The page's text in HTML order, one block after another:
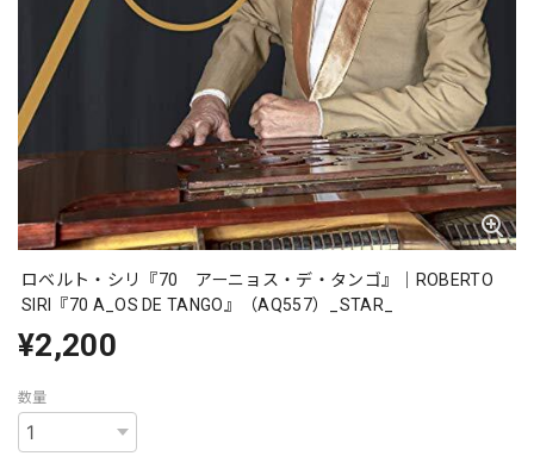
ロベルト・シリ『70 アーニョス・デ・タンゴ』｜ROBERTO
SIRI『70 A_OS DE TANGO』（AQ557）_STAR_
¥2,200
数量